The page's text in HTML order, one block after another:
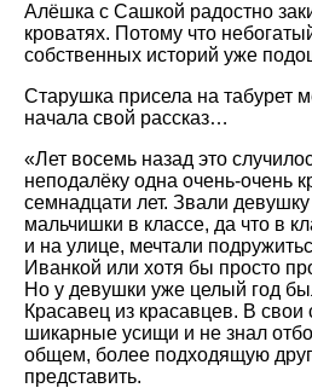
Алёшка с Сашкой радостно
кроватях. Потому что
собственных историй уже
Старушка присела на табурет
начала свой рассказ…
«Лет восемь назад это
неподалёку одна очень-очень
семнадцати лет. Звали
мальчишки в классе, да что в
и на улице, мечтали
Иванкой или хотя бы просто
Но у девушки уже целый год
Красавец из красавцев. В свои
шикарные усищи и не знал
общем, более подходящую друг
представить.